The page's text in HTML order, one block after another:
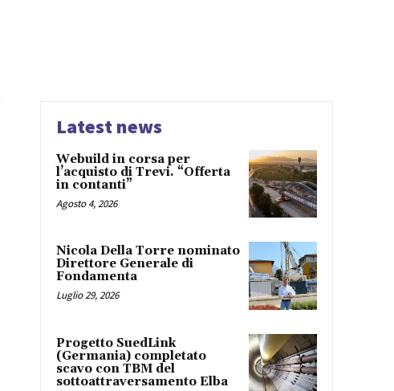
Latest news
Webuild in corsa per
l’acquisto di Trevi. “Offerta
in contanti”
Agosto 4, 2026
Nicola Della Torre nominato
Direttore Generale di
Fondamenta
Luglio 29, 2026
Progetto SuedLink
(Germania) completato
scavo con TBM del
sottoattraversamento Elba